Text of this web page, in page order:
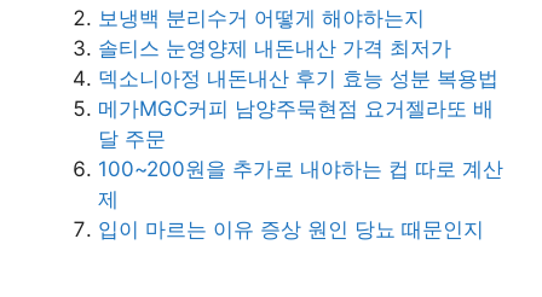
보냉백 분리수거 어떻게 해야하는지
솔티스 눈영양제 내돈내산 가격 최저가
덱소니아정 내돈내산 후기 효능 성분 복용법
메가MGC커피 남양주묵현점 요거젤라또 배
달 주문
100~200원을 추가로 내야하는 컵 따로 계산
제
입이 마르는 이유 증상 원인 당뇨 때문인지